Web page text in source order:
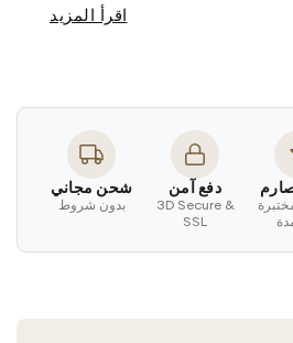
اقرأ المزيد
شحن مجاني
بدون شروط
دفع آمن
3D Secure &
SSL